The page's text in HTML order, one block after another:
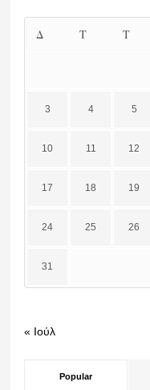
Δ Τ Τ
3 4 5
10 11 12
17 18 19
24 25 26
31
« Ιούλ
Popular